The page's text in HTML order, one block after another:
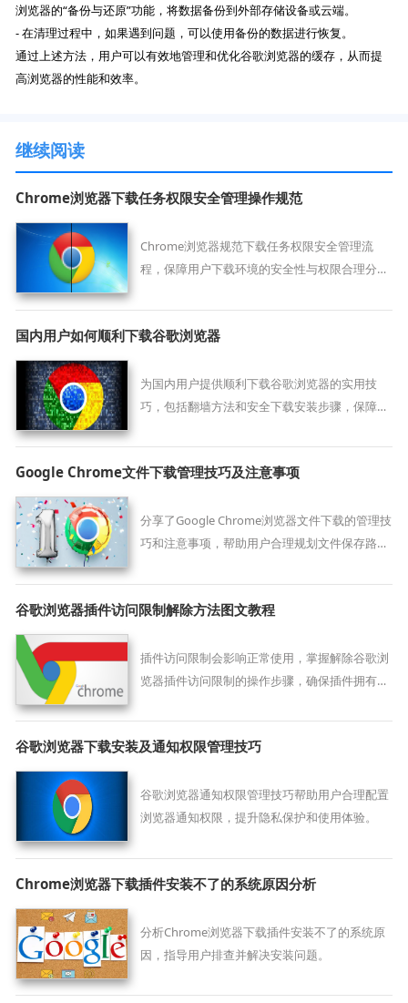
浏览器的“备份与还原”功能，将数据备份到外部存储设备或云端。
- 在清理过程中，如果遇到问题，可以使用备份的数据进行恢复。
通过上述方法，用户可以有效地管理和优化谷歌浏览器的缓存，从而提
高浏览器的性能和效率。
继续阅读
Chrome浏览器下载任务权限安全管理操作规范
Chrome浏览器规范下载任务权限安全管理流
程，保障用户下载环境的安全性与权限合理分
国内用户如何顺利下载谷歌浏览器
为国内用户提供顺利下载谷歌浏览器的实用技
巧，包括翻墙方法和安全下载安装步骤，保障下
Google Chrome文件下载管理技巧及注意事项
分享了Google Chrome浏览器文件下载的管理技
巧和注意事项，帮助用户合理规划文件保存路径
谷歌浏览器插件访问限制解除方法图文教程
插件访问限制会影响正常使用，掌握解除谷歌浏
览器插件访问限制的操作步骤，确保插件拥有必
谷歌浏览器下载安装及通知权限管理技巧
谷歌浏览器通知权限管理技巧帮助用户合理配置
浏览器通知权限，提升隐私保护和使用体验。
Chrome浏览器下载插件安装不了的系统原因分析
分析Chrome浏览器下载插件安装不了的系统原
因，指导用户排查并解决安装问题。